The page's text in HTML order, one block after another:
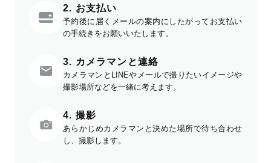
2. お支払い
予約後に届くメールの案内にしたがってお支払い
の手続きをお願いいたします。
3. カメラマンと連絡
カメラマンとLINEやメールで撮りたいイメージや
撮影場所などを一緒に考えます。
4. 撮影
あらかじめカメラマンと決めた場所で待ち合わせ
し、撮影します。